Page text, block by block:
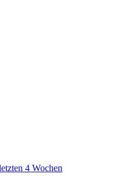
4 Wochen